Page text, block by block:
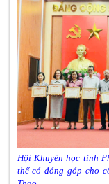
Hội Khuyến học tỉnh
thể có đóng góp cho